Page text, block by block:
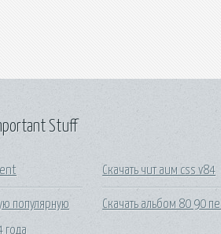
Stuff
популярную
года
Скачать чит аим css v84
Скачать альбом 80 90